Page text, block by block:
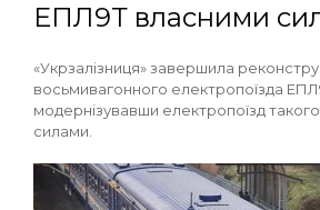
ЕПЛ9Т власними
«Укрзалізниця» завершила
восьмивагонного електропоїзда
модернізувавши електропоїзд
силами.